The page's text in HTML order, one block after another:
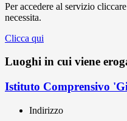
Per accedere al servizio
necessita.
Clicca qui
Luoghi in cui viene
Istituto Comprensivo
Indirizzo